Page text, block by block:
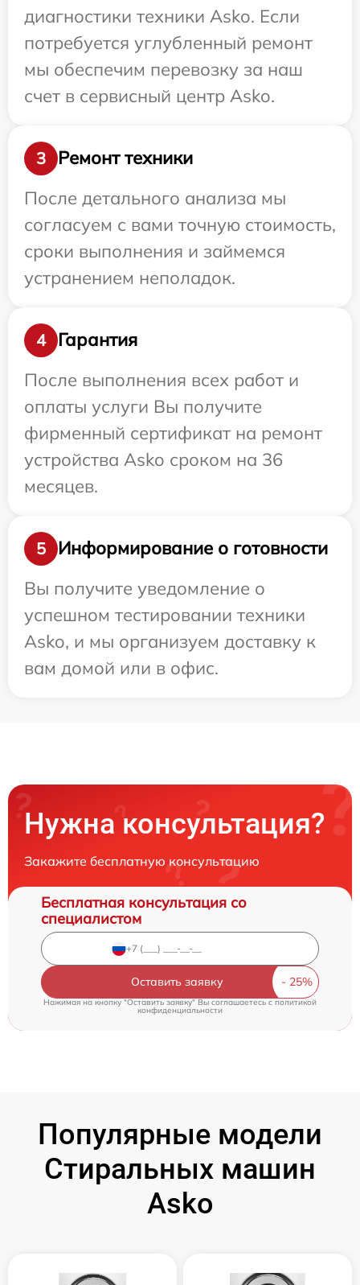
диагностики техники Asko. Если
потребуется углубленный ремонт
мы обеспечим перевозку за наш
счет в сервисный центр Asko.
3
Ремонт техники
После детального анализа мы
согласуем с вами точную стоимость,
сроки выполнения и займемся
устранением неполадок.
4
Гарантия
После выполнения всех работ и
оплаты услуги Вы получите
фирменный сертификат на ремонт
устройства Asko сроком на 36
месяцев.
5
Информирование о готовности
Вы получите уведомление о
успешном тестировании техники
Asko, и мы организуем доставку к
вам домой или в офис.
Нужна консультация?
Закажите бесплатную консультацию
Бесплатная консультация со
специалистом
Оставить заявку
Нажимая на кнопку "Оставить заявку" Вы соглашаетесь cполитикой
конфиденциальности
Популярные модели
Стиральных машин
Asko